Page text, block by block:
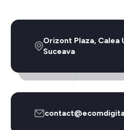
Orizont Plaza, Calea
Suceava